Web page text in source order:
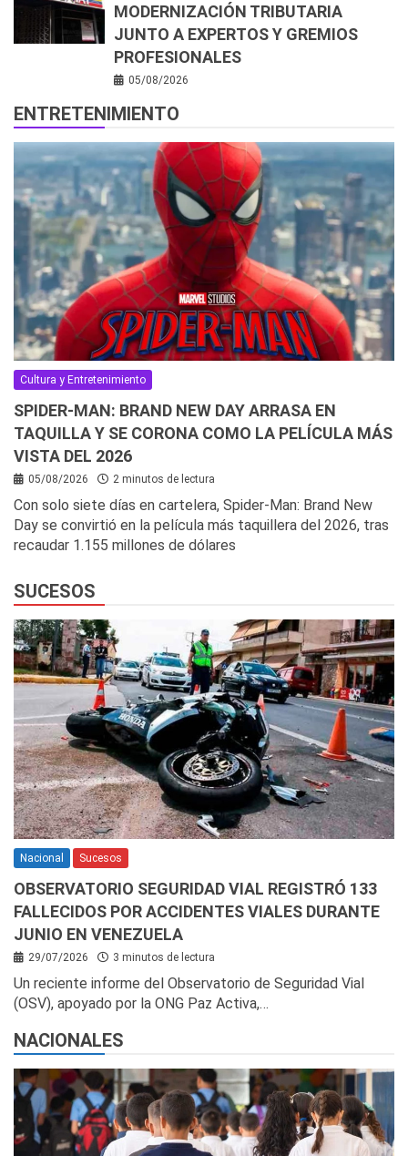
MODERNIZACIÓN TRIBUTARIA
JUNTO A EXPERTOS Y GREMIOS
PROFESIONALES
05/08/2026
ENTRETENIMIENTO
Cultura y Entretenimiento
SPIDER-MAN: BRAND NEW DAY ARRASA EN
TAQUILLA Y SE CORONA COMO LA PELÍCULA MÁS
VISTA DEL 2026
05/08/2026 2 minutos de lectura
Con solo siete días en cartelera, Spider-Man: Brand New
Day se convirtió en la película más taquillera del 2026, tras
recaudar 1.155 millones de dólares
SUCESOS
Nacional Sucesos
OBSERVATORIO SEGURIDAD VIAL REGISTRÓ 133
FALLECIDOS POR ACCIDENTES VIALES DURANTE
JUNIO EN VENEZUELA
29/07/2026 3 minutos de lectura
Un reciente informe del Observatorio de Seguridad Vial
(OSV), apoyado por la ONG Paz Activa,…
NACIONALES